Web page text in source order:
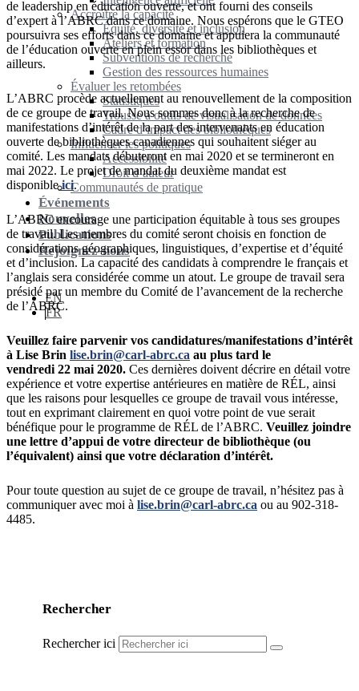
Accroître la capacité
Équité, diversité et inclusion
Ateliers et formation
Subventions de recherche
Gestion des ressources humaines
Évaluer les retombées
Statistiques
Trousse à outils de visualisation de données
Cadre d’impact des bibliothèques
Influencer les politiques
Accessibilité
Droit d’auteur
Communautés de pratique
Événements
Nouvelles
Publications
Rejoignez-nous
EN
FR
de leadership en éducation ouverte, et ont fourni des conseils
d’expert à l’ABRC dans ce domaine. Nous espérons que le GTEO
poursuivra ses efforts dans ce domaine et appuiera la communauté
de l’éducation ouverte en plein essor dans les bibliothèques et
ailleurs.
L’ABRC procède actuellement au renouvellement de la composition
de ce groupe de travail. Nous sommes donc à la recherche de
manifestations d’intérêt de la part des intervenants en éducation
ouverte de bibliothèques canadiennes qui souhaitent siéger au
comité. Les mandats débuteront en mai 2020 et se termineront en
mai 2022. Le projet de mandat du deuxième mandat est
disponible ici.
L’ABRC encourage une participation équitable à tous ses groupes
de travail. Les membres du comité seront choisis en fonction de
considérations géographiques, linguistiques, d’expertise et d’équité
et d’inclusion. La capacité des candidats à comprendre le français et
l’anglais sera considérée comme un atout. Le groupe de travail sera
présidé par un membre du Comité de l’avancement de la recherche
de l’ABRC.
Veuillez faire parvenir vos candidatures/manifestations d’intérêt
à Lise Brin lise.brin@carl-abrc.ca au plus tard le
vendredi 22 mai 2020. Ces dernières doivent décrire en détail votre
expérience et votre expertise antérieures en matière de RÉL, ainsi
que les raisons pour lesquelles ce groupe de travail vous intéresse,
tout en exprimant clairement en quoi votre point de vue serait
bénéfique pour le programme de RÉL de l’ABRC. Veuillez joindre
une lettre d’appui de votre directeur de bibliothèque (ou
l’équivalent) ainsi que votre déclaration d’intérêt.
Pour toute question au sujet de ce groupe de travail, n’hésitez pas à
communiquer avec moi à lise.brin@carl-abrc.ca ou au 902-318-
4485.
Rechercher
Rechercher ici